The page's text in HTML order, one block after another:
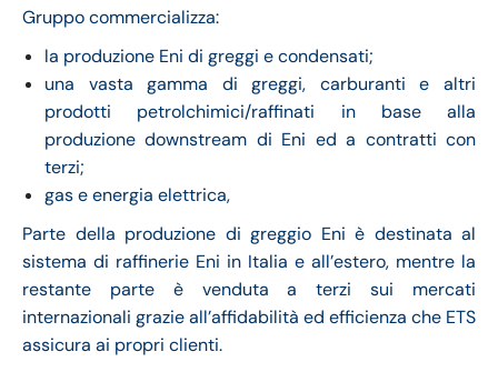
Gruppo commercializza:
la produzione Eni di greggi e condensati;
una vasta gamma di greggi, carburanti e altri
prodotti petrolchimici/raffinati in base alla
produzione downstream di Eni ed a contratti con
terzi;
gas e energia elettrica,
Parte della produzione di greggio Eni è destinata al
sistema di raffinerie Eni in Italia e all’estero, mentre la
restante parte è venduta a terzi sui mercati
internazionali grazie all’affidabilità ed efficienza che ETS
assicura ai propri clienti.